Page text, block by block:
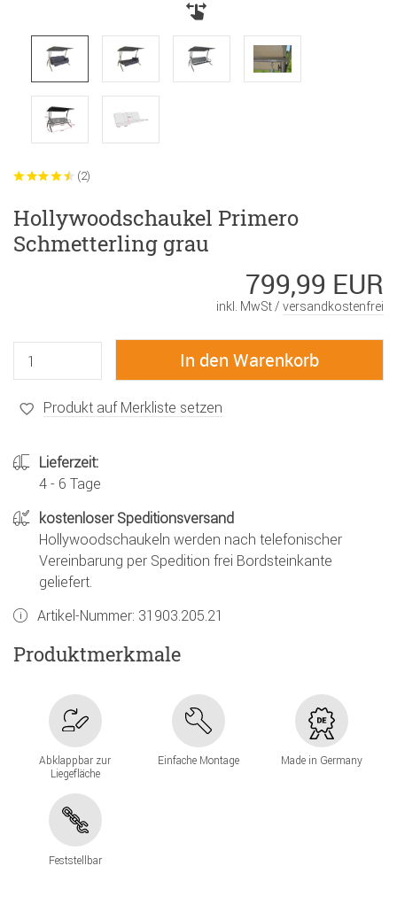
(2)
Hollywoodschaukel Primero
Schmetterling grau
799,99 EUR
inkl. MwSt / versandkostenfrei
Produkt auf Merkliste setzen
Lieferzeit:
4 - 6 Tage
kostenloser Speditionsversand
Hollywoodschaukeln werden nach telefonischer
Vereinbarung per Spedition frei Bordsteinkante
geliefert.
Artikel-Nummer: 31903.205.21
Produktmerkmale
Abklappbar zur
Liegefläche
Einfache Montage Made in Germany
Feststellbar